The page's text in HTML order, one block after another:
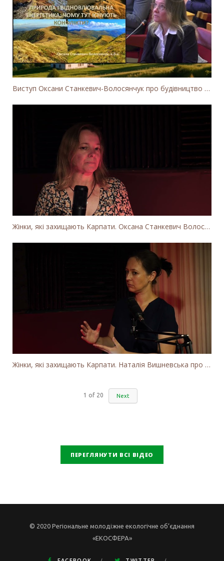
Виступ Оксани Станкевич-Волосянчук про будівництво вітропарків у Закарпатській області
Жінки, які захищають Карпати. Оксана Станкевич Волосянчук про вітряки на високогір'ї Карпат
Жінки, які захищають Карпати. Наталія Вишневська про вітряки в Закарпатті та участь громадськості
1 of 20 Next
ПЕРЕГЛЯНУТИ ВСІ ВІДЕО
© 2020 Регіональне молодіжне екологічне об’єднання
«ЕКОСФЕРА»